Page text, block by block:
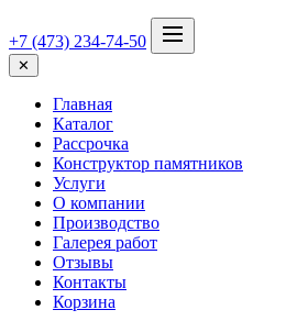
+7 (473) 234-74-50
✕
Главная
Каталог
Рассрочка
Конструктор памятников
Услуги
О компании
Производство
Галерея работ
Отзывы
Контакты
Корзина